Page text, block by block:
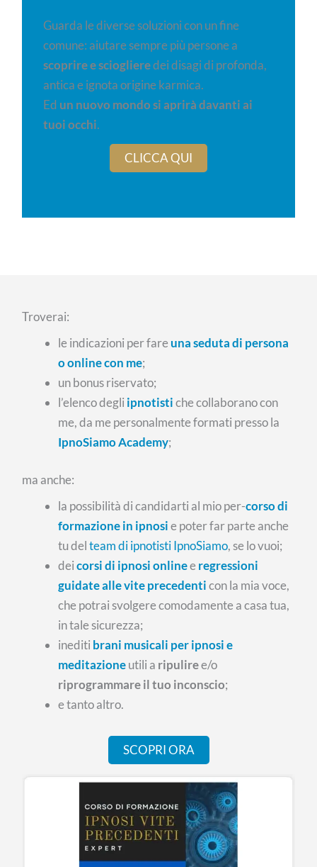
Guarda le diverse soluzioni con un fine
comune: aiutare sempre più persone a
scoprire e scioglieredei disagi di profonda,
antica e ignota origine karmica.
Ed un nuovo mondo si aprirà davanti ai
tuoi occhi.
CLICCA QUI
Troverai:
le indicazioni per fare una seduta di persona
o online con me;
un bonus riservato;
l’elenco degli ipnotistiche collaborano con
me, da me personalmente formati presso la
IpnoSiamo Academy;
ma anche:
la possibilità di candidarti al mio per-corso di
formazione in ipnosie poter far parte anche
tu delteam di ipnotisti IpnoSiamo, se lo vuoi;
deicorsi di ipnosi onlinee regressioni
guidate alle vite precedenticon la mia voce,
che potrai svolgere comodamente a casa tua,
in tale sicurezza;
inediti brani musicali per ipnosi e
meditazioneutili a ripuliree/o
riprogrammare il tuo inconscio;
e tanto altro.
SCOPRI ORA